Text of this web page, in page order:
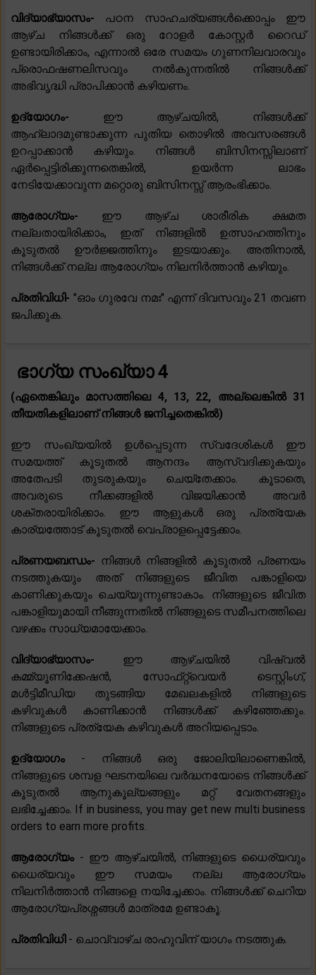
വിദ്യാഭ്യാസം- പഠന സാഹചര്യങ്ങൾക്കൊപ്പം ഈ
ആഴ്ച നിങ്ങൾക്ക് ഒരു റോളർ കോസ്റ്റർ റൈഡ്
ഉണ്ടായിരിക്കാം, എന്നാൽ ഒരേ സമയം ഗുണനിലവാരവും
പ്രൊഫഷണലിസവും നൽകുന്നതിൽ നിങ്ങൾക്ക്
അഭിവൃദ്ധി പ്രാപിക്കാൻ കഴിയണം.
ഉദ്യോഗം- ഈ ആഴ്ചയിൽ, നിങ്ങൾക്ക്
ആഹ്ലാദമുണ്ടാക്കുന്ന പുതിയ തൊഴിൽ അവസരങ്ങൾ
ഉറപ്പാക്കാൻ കഴിയും. നിങ്ങൾ ബിസിനസ്സിലാണ്
ഏർപ്പെട്ടിരിക്കുന്നതെങ്കിൽ, ഉയർന്ന ലാഭം
നേടിയേക്കാവുന്ന മറ്റൊരു ബിസിനസ്സ് ആരംഭിക്കാം.
ആരോഗ്യം- ഈ ആഴ്ച ശാരീരിക ക്ഷമത
നല്ലതായിരിക്കാം, ഇത് നിങ്ങളിൽ ഉത്സാഹത്തിനും
കൂടുതൽ ഊർജ്ജത്തിനും ഇടയാക്കും. അതിനാൽ,
നിങ്ങൾക്ക് നല്ല ആരോഗ്യം നിലനിർത്താൻ കഴിയും.
പ്രതിവിധി- "ഓം ഗുരവേ നമഃ" എന്ന് ദിവസവും 21 തവണ
ജപിക്കുക.
ഭാഗ്യ സംഖ്യാ 4
(ഏതെങ്കിലും മാസത്തിലെ 4, 13, 22, അല്ലെങ്കിൽ 31
തീയതികളിലാണ് നിങ്ങൾ ജനിച്ചതെങ്കിൽ)
ഈ സംഖ്യയിൽ ഉൾപ്പെടുന്ന സ്വദേശികൾ ഈ
സമയത്ത് കൂടുതൽ ആനന്ദം ആസ്വദിക്കുകയും
അതേപടി തുടരുകയും ചെയ്തേക്കാം. കൂടാതെ,
അവരുടെ നീക്കങ്ങളിൽ വിജയിക്കാൻ അവർ
ശക്തരായിരിക്കാം. ഈ ആളുകൾ ഒരു പ്രത്യേക
കാര്യത്തോട് കൂടുതൽ വെപ്രാളപ്പെട്ടേക്കാം.
പ്രണയബന്ധം- നിങ്ങൾ നിങ്ങളിൽ കൂടുതൽ പ്രണയം
നടത്തുകയും അത് നിങ്ങളുടെ ജീവിത പങ്കാളിയെ
കാണിക്കുകയും ചെയ്യുന്നുണ്ടാകാം. നിങ്ങളുടെ ജീവിത
പങ്കാളിയുമായി നീങ്ങുന്നതിൽ നിങ്ങളുടെ സമീപനത്തിലെ
വഴക്കം സാധ്യമായേക്കാം.
വിദ്യാഭ്യാസം- ഈ ആഴ്‌ചയിൽ വിഷ്വൽ
കമ്മ്യൂണിക്കേഷൻ, സോഫ്‌റ്റ്‌വെയർ ടെസ്റ്റിംഗ്,
മൾട്ടിമീഡിയ തുടങ്ങിയ മേഖലകളിൽ നിങ്ങളുടെ
കഴിവുകൾ കാണിക്കാൻ നിങ്ങൾക്ക് കഴിഞ്ഞേക്കും.
നിങ്ങളുടെ പ്രത്യേക കഴിവുകൾ അറിയപ്പെടാം.
ഉദ്യോഗം - നിങ്ങൾ ഒരു ജോലിയിലാണെങ്കിൽ,
നിങ്ങളുടെ ശമ്പള ഘടനയിലെ വർദ്ധനയോടെ നിങ്ങൾക്ക്
കൂടുതൽ ആനുകൂല്യങ്ങളും മറ്റ് വേതനങ്ങളും
ലഭിച്ചേക്കാം. If in business, you may get new multi business
orders to earn more profits.
ആരോഗ്യം - ഈ ആഴ്ചയിൽ, നിങ്ങളുടെ ധൈര്യവും
ധൈര്യവും ഈ സമയം നല്ല ആരോഗ്യം
നിലനിർത്താൻ നിങ്ങളെ നയിച്ചേക്കാം. നിങ്ങൾക്ക് ചെറിയ
ആരോഗ്യപ്രശ്നങ്ങൾ മാത്രമേ ഉണ്ടാകൂ.
പ്രതിവിധി - ചൊവ്വാഴ്ച രാഹുവിന് യാഗം നടത്തുക.